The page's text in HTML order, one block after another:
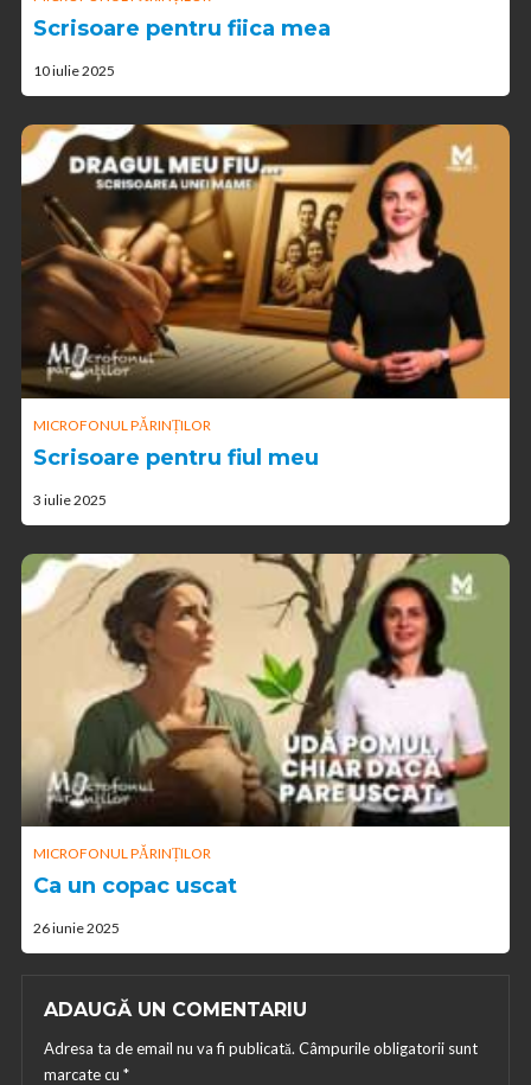
Scrisoare pentru fiica mea
10 iulie 2025
MICROFONUL PĂRINȚILOR
Scrisoare pentru fiul meu
3 iulie 2025
MICROFONUL PĂRINȚILOR
Ca un copac uscat
26 iunie 2025
ADAUGĂ UN COMENTARIU
Adresa ta de email nu va fi publicată. Câmpurile obligatorii sunt
marcate cu *